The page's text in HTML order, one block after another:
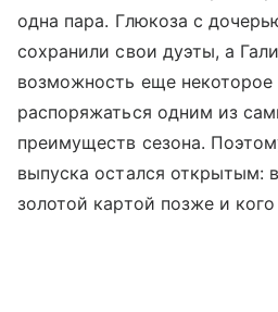
одна пара. Глюкоза с
сохранили свои дуэты, а
возможность еще некоторое
распоряжаться одним из
преимуществ сезона.
выпуска остался открытым:
золотой картой позже и